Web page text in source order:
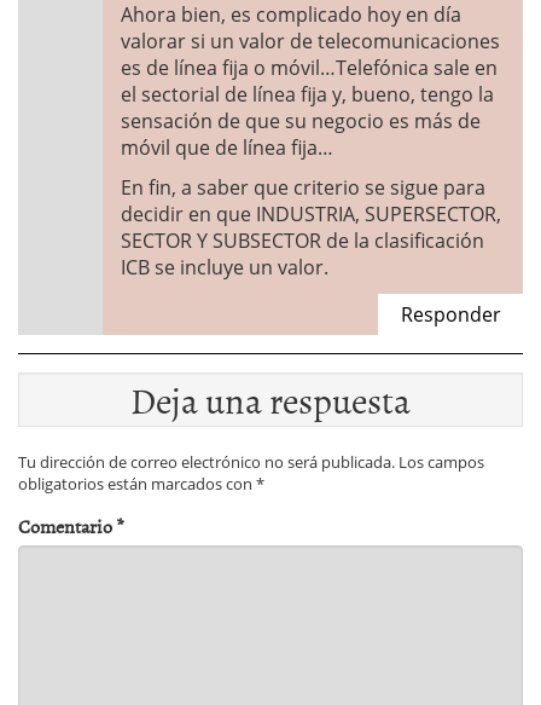
Ahora bien, es complicado hoy en día
valorar si un valor de telecomunicaciones
es de línea fija o móvil…Telefónica sale en
el sectorial de línea fija y, bueno, tengo la
sensación de que su negocio es más de
móvil que de línea fija…
En fin, a saber que criterio se sigue para
decidir en que INDUSTRIA, SUPERSECTOR,
SECTOR Y SUBSECTOR de la clasificación
ICB se incluye un valor.
Responder
Deja una respuesta
Tu dirección de correo electrónico no será publicada. Los campos
obligatorios están marcados con *
Comentario*